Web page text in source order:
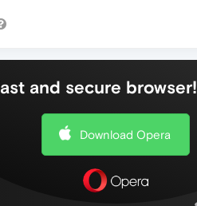
and secure browser!
Download Opera